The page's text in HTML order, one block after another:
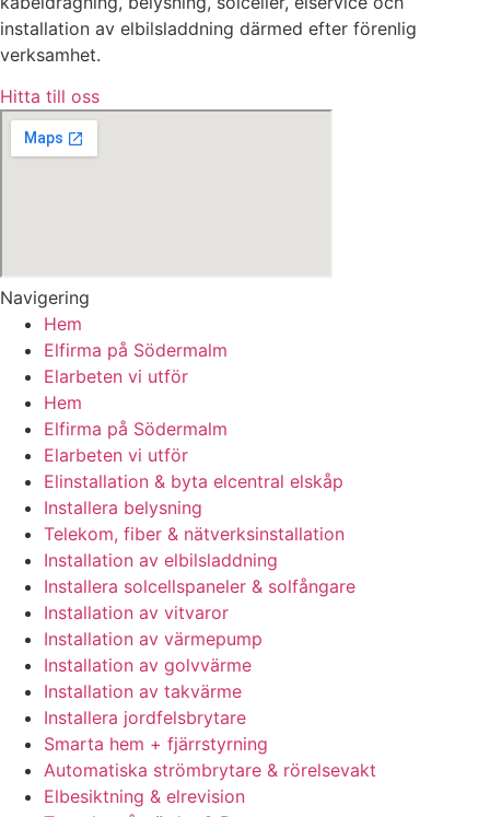
installation av elbilsladdning därmed efter förenlig
verksamhet.
Hitta till oss
Navigering
Hem
Elfirma på Södermalm
Elarbeten vi utför
Hem
Elfirma på Södermalm
Elarbeten vi utför
Elinstallation & byta elcentral elskåp
Installera belysning
Telekom, fiber & nätverksinstallation
Installation av elbilsladdning
Installera solcellspaneler & solfångare
Installation av vitvaror
Installation av värmepump
Installation av golvvärme
Installation av takvärme
Installera jordfelsbrytare
Smarta hem + fjärrstyrning
Automatiska strömbrytare & rörelsevakt
Elbesiktning & elrevision